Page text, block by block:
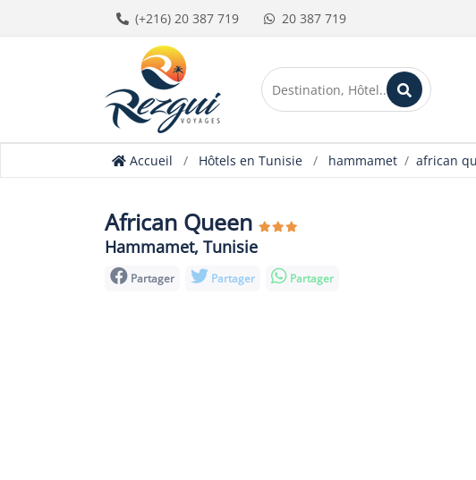
(+216) 20 387 719 20 387 719
Accueil Hôtels en Tunisie hammamet african
African Queen
Hammamet, Tunisie
Partager Partager Partager